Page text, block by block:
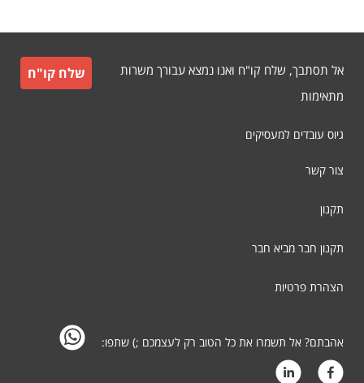
אל תסתבך, שלח קו"ח ואנו נמצא עבורך משרות
מתאימות
שלח קו"ח
גיוס עובדים למעסיקים
צור קשר
תקנון
תקנון חבר מביא חבר
הצהרת פרטיות
אהבתם? אל תשמרו את כל הטוב רק לעצמכם ;) שתפו: